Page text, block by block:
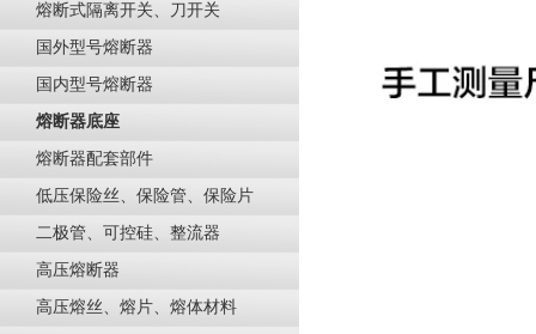
熔断式隔离开关、刀开关
国外型号熔断器
国内型号熔断器
熔断器底座
熔断器配套部件
低压保险丝、保险管、保险片
二极管、可控硅、整流器
高压熔断器
高压熔丝、熔片、熔体材料